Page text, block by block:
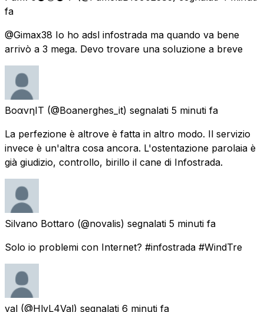
fa
@Gimax38 Io ho adsl infostrada ma quando va bene
arrivò a 3 mega. Devo trovare una soluzione a breve
ΒοανηIT (@Boanerghes_it) segnalati 5 minuti fa
La perfezione è altrove è fatta in altro modo. Il servizio
invece è un'altra cosa ancora. L'ostentazione parolaia è
già giudizio, controllo, birillo il cane di Infostrada.
Silvano Bottaro (@novalis) segnalati 5 minuti fa
Solo io problemi con Internet? #infostrada #WindTre
val (@HlvL4Val) segnalati 6 minuti fa